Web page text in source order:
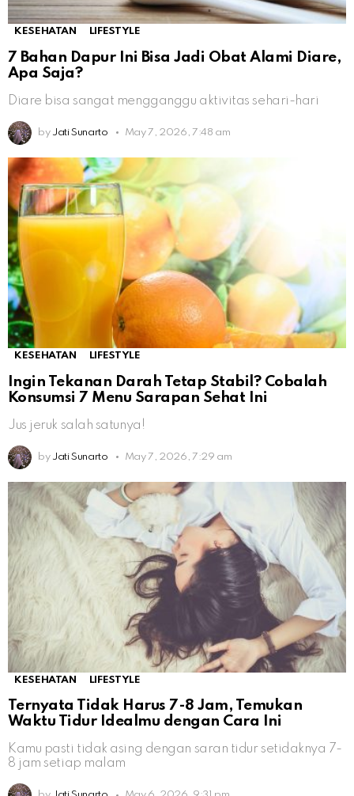
KESEHATAN LIFESTYLE
7 Bahan Dapur Ini Bisa Jadi Obat Alami Diare,
Apa Saja?
Diare bisa sangat mengganggu aktivitas sehari-hari
by Jati Sunarto May 7, 2026, 7:48 am
KESEHATAN LIFESTYLE
Ingin Tekanan Darah Tetap Stabil? Cobalah
Konsumsi 7 Menu Sarapan Sehat Ini
Jus jeruk salah satunya!
by Jati Sunarto May 7, 2026, 7:29 am
KESEHATAN LIFESTYLE
Ternyata Tidak Harus 7-8 Jam, Temukan
Waktu Tidur Idealmu dengan Cara Ini
Kamu pasti tidak asing dengan saran tidur setidaknya 7-
8 jam setiap malam